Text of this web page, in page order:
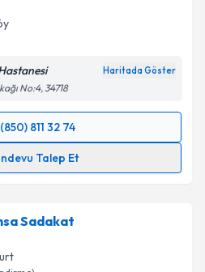
Haritada Göster
No:4, 34718
811 32 74
Talep Et
Talebi
e-posta ile
Sadakat